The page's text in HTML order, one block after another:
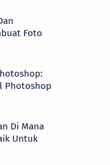
Foto
Photoshop
Di Mana
Untuk